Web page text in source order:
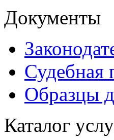
Документы
Судебная
Образцы
Каталог